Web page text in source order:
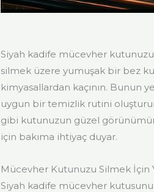
Siyah kadife mücevher
silmek üzere yumuşak bir bez
kimyasallardan kaçının. Bunun
uygun bir temizlik rutini
gibi kutunuzun güzel
için bakıma ihtiyaç duyar.
Mücevher Kutunuzu Silmek İçin
Siyah kadife mücevher